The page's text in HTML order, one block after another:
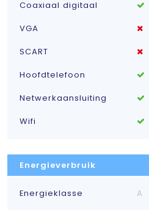
Coaxiaal digitaal
VGA
SCART
Hoofdtelefoon
Netwerkaansluiting
Wifi
Energieverbruik
Energieklasse
A